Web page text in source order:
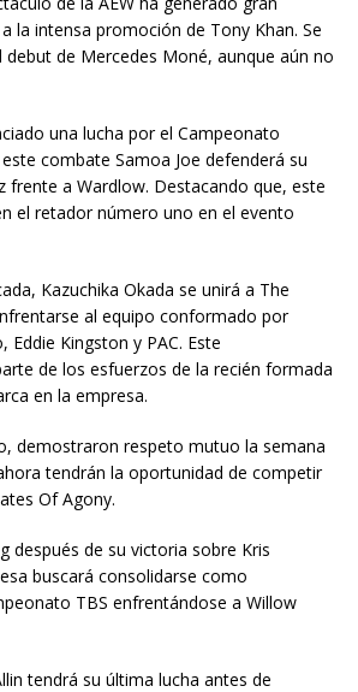
la intensa promoción de Tony Khan. Se
debut de Mercedes Moné, aunque aún no
una lucha por el Campeonato
este combate Samoa Joe defenderá su
frente a Wardlow. Destacando que, este
el retador número uno en el evento
Kazuchika Okada se unirá a The
al equipo conformado por
Eddie Kingston y PAC. Este
de los esfuerzos de la recién formada
en la empresa.
demostraron respeto mutuo la semana
tendrán la oportunidad de competir
Of Agony.
después de su victoria sobre Kris
buscará consolidarse como
TBS enfrentándose a Willow
tendrá su última lucha antes de